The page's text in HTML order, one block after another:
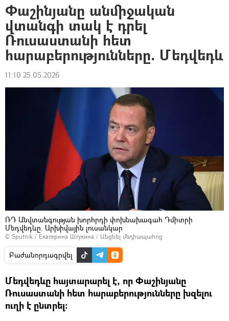
Փաշինյանը անմիջական
վտանգի տակ է դրել
Ռուսաստանի հետ
հարաբերությունները. Մեդվեդև
11:10 25.05.2026
ՌԴ Անվտանգության խորհրդի փոխնախագահ Դմիտրի
Մեդվեդևը. Արխիվային լուսանկար
© Sputnik / Екатерина Штукина / Անցնել մեդիապահոց
Բաժանորդագրվել
Մեդվեդևը հայտարարել է, որ Փաշինյանը
Ռուսաստանի հետ հարաբերությունները խզելու
ուղի է ընտրել։